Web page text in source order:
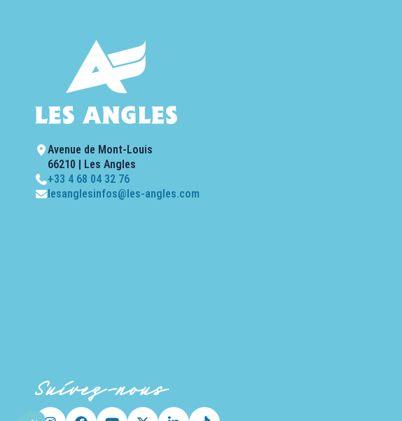
Axeptio consent
Plateforme de Gestion du Consentement : Personnalisez vos Options
Avenue de Mont-Louis
66210 | Les Angles
+33 4 68 04 32 76
lesanglesinfos@les-angles.com
Suivez-nous